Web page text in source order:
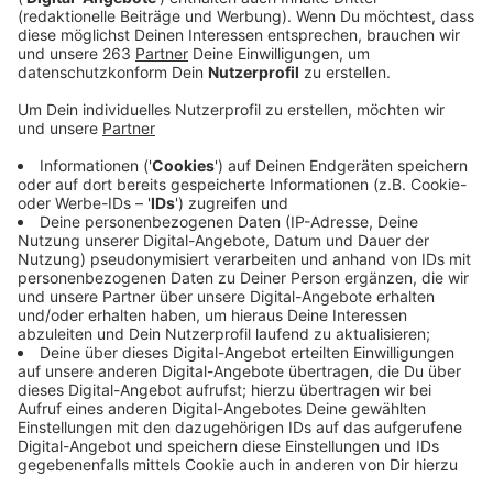
Anzeige
NRW misst seit 20 Jahren – mit gemischten
Ergebnissen
In Nordrhein-Westfalen wird die PFAS-Belastung seit
fast zwei Jahrzehnten intensiv kontrolliert - und es
gibt tatsächlich gute Nachrichten: In Gewässern wie
der Ruhr oder dem Rhein ist die Gesamtbelastung
deutlich zurückgegangen. Allerdings zeigt sich
gleichzeitig ein anderes Phänomen: Die Experten
entdecken immer mehr verschiedene PFAS-Arten. Das
mag paradox klingen, bedeutet aber nicht automatisch
mehr Schadstoffe insgesamt - vielmehr gibt es mehr
verschiedene Untergruppen dieser Chemikalienklasse.